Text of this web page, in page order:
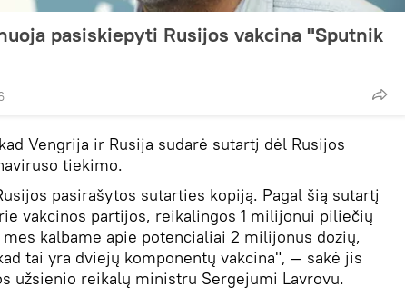
pasiskiepyti Rusijos vakcina "Sputnik
Vengrija ir Rusija sudarė sutartį dėl Rusijos
tiekimo.
pasirašytos sutarties kopiją. Pagal šią sutartį
vakcinos partijos, reikalingos 1 milijonui piliečių
kalbame apie potencialiai 2 milijonus dozių,
tai yra dviejų komponentų vakcina", — sakė jis
užsienio reikalų ministru Sergejumi Lavrovu.